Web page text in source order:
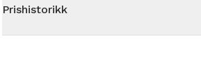
Prishistorikk